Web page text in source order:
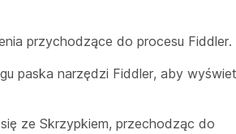
przychodzące do procesu Fiddler.
paska narzędzi Fiddler, aby
ze Skrzypkiem, przechodząc do